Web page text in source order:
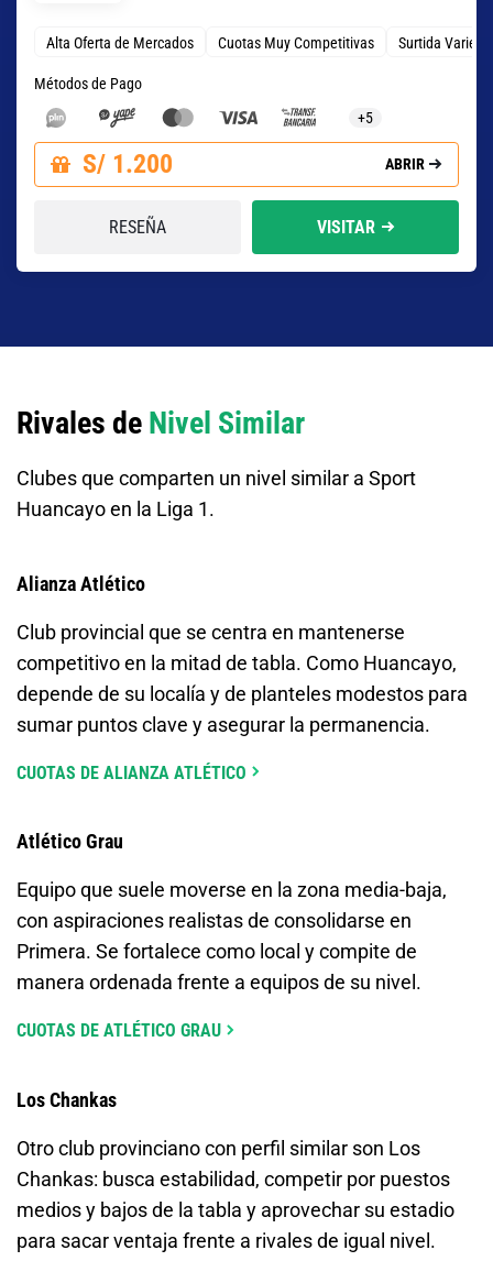
Alta Oferta de Mercados Cuotas Muy Competitivas Surtida
Métodos de Pago
+5
S/ 1.200 ABRIR
RESEÑA VISITAR
Rivales de Nivel Similar
Clubes que comparten un nivel similar a Sport
Huancayo en la Liga 1.
Alianza Atlético
Club provincial que se centra en mantenerse
competitivo en la mitad de tabla. Como Huancayo,
depende de su localía y de planteles modestos para
sumar puntos clave y asegurar la permanencia.
CUOTAS DE ALIANZA ATLÉTICO
Atlético Grau
Equipo que suele moverse en la zona media-baja,
con aspiraciones realistas de consolidarse en
Primera. Se fortalece como local y compite de
manera ordenada frente a equipos de su nivel.
CUOTAS DE ATLÉTICO GRAU
Los Chankas
Otro club provinciano con perfil similar son Los
Chankas: busca estabilidad, competir por puestos
medios y bajos de la tabla y aprovechar su estadio
para sacar ventaja frente a rivales de igual nivel.